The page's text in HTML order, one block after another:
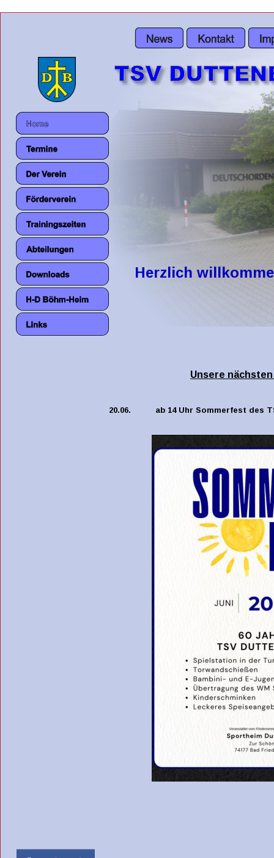
Herzlich
Unsere
20.06. ab 14 Uhr Sommerfest des